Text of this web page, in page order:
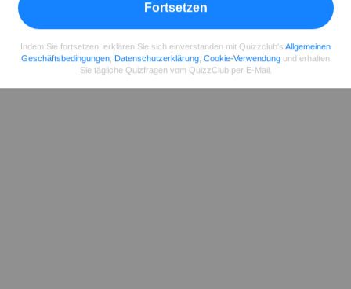
Fortsetzen
Indem Sie fortsetzen, erklären Sie sich einverstanden mit Quizzclub's Allgemeinen
Geschäftsbedingungen Datenschutzerklärung Cookie-Verwendung und erhalten
Sie tägliche Quizfragen vom QuizzClub per E-Mail.